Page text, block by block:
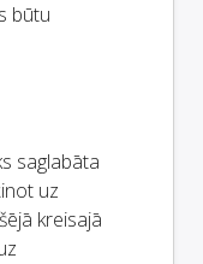
būtu
saglabāta
uz
kreisajā